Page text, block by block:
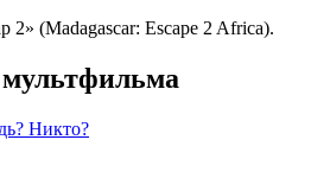
2» (Madagascar: Escape 2 Africa).
Никто?